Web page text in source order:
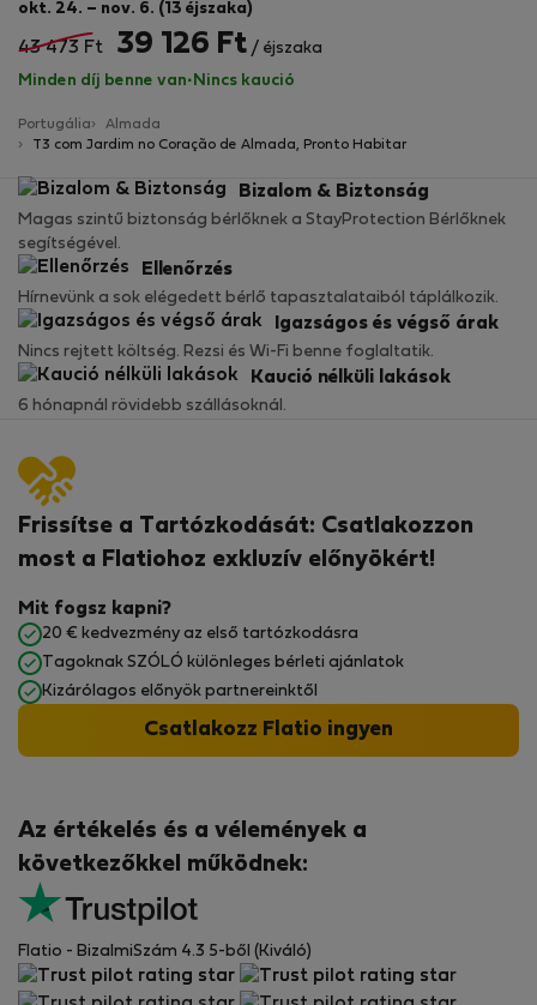
okt. 24. – nov. 6. (13 éjszaka)
43 473 Ft 39 126 Ft / éjszaka
Minden díj benne van· Nincs kaució
Portugália
Almada
T3 com Jardim no Coração de Almada, Pronto Habitar
Bizalom & Biztonság
Magas szintű biztonság bérlőknek a StayProtection Bérlőknek
segítségével.
Ellenőrzés
Hírnevünk a sok elégedett bérlő tapasztalataiból táplálkozik.
Igazságos és végső árak
Nincs rejtett költség. Rezsi és Wi-Fi benne foglaltatik.
Kaució nélküli lakások
6 hónapnál rövidebb szállásoknál.
Az értékelés és a vélemények a
következőkkel működnek:
Flatio - BizalmiSzám 4.3 5-ből (Kiváló)
Frissítse a Tartózkodását: Csatlakozzon
most a Flatiohoz exkluzív előnyökért!
Mit fogsz kapni?
20 € kedvezmény az első tartózkodásra
Tagoknak SZÓLÓ különleges bérleti ajánlatok
Kizárólagos előnyök partnereinktől
Csatlakozz Flatio ingyen